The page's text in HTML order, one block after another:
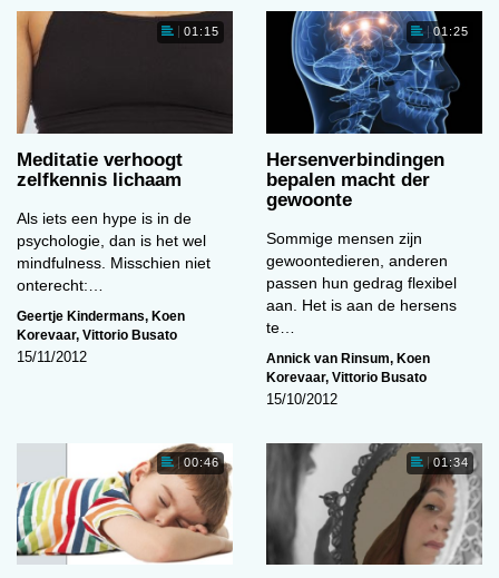
01:15
Meditatie verhoogt
zelfkennis lichaam
Als iets een hype is in de
psychologie, dan is het wel
mindfulness. Misschien niet
onterecht:…
Geertje Kindermans, Koen
Korevaar, Vittorio Busato
15/11/2012
01:25
Hersenverbindingen
bepalen macht der
gewoonte
Sommige mensen zijn
gewoontedieren, anderen
passen hun gedrag flexibel
aan. Het is aan de hersens
te…
Annick van Rinsum, Koen
Korevaar, Vittorio Busato
15/10/2012
00:46 01:34